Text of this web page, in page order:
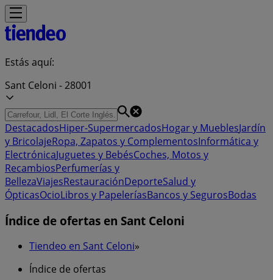
Estás aquí:
Sant Celoni - 28001
DestacadosHiper-SupermercadosHogar y MueblesJardín
y BricolajeRopa, Zapatos y ComplementosInformática y
ElectrónicaJuguetes y BebésCoches, Motos y
RecambiosPerfumerías y
BellezaViajesRestauraciónDeporteSalud y
ÓpticasOcioLibros y PapeleríasBancos y SegurosBodas
Índice de ofertas en Sant Celoni
Tiendeo en Sant Celoni»
Índice de ofertas